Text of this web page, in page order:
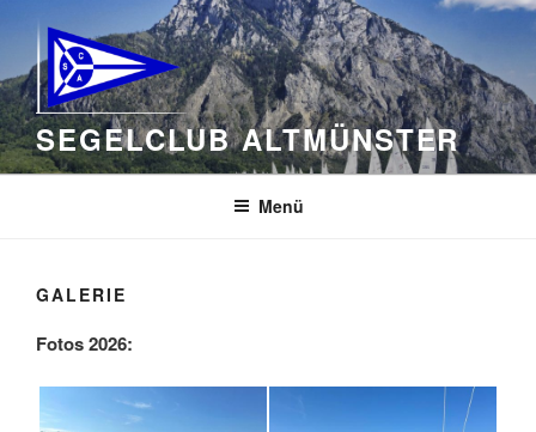
Inhalt
springen
SEGELCLUB ALTMÜNSTER
Menü
GALERIE
Fotos 2026: